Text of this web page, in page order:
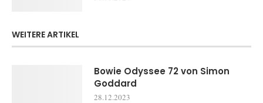
WEITERE ARTIKEL
Bowie Odyssee 72 von Simon
Goddard
28.12.2023